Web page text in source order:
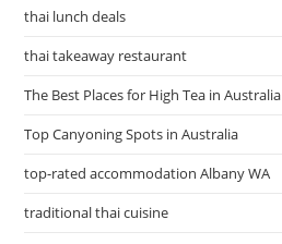
thai lunch deals
thai takeaway restaurant
The Best Places for High Tea in Australia
Top Canyoning Spots in Australia
top-rated accommodation Albany WA
traditional thai cuisine